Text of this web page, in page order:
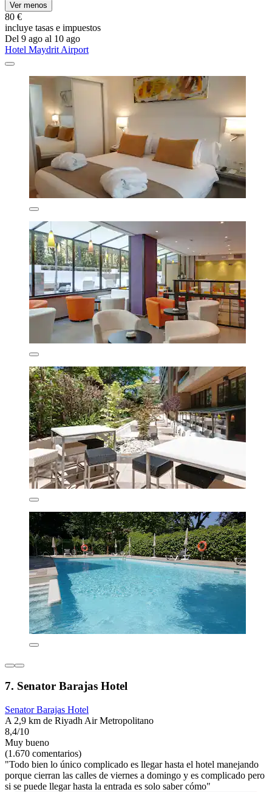
Ver menos
80 €
incluye tasas e impuestos
Del 9 ago al 10 ago
Hotel Maydrit Airport
7. Senator Barajas Hotel
Senator Barajas Hotel
A 2,9 km de Riyadh Air Metropolitano
8,4/10
Muy bueno
(1.670 comentarios)
"Todo bien lo único complicado es llegar hasta el hotel manejando
porque cierran las calles de viernes a domingo y es complicado pero
si se puede llegar hasta la entrada es solo saber cómo"